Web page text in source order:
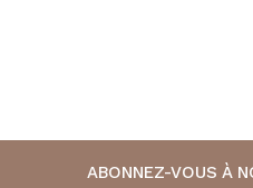
ABONNEZ-VOUS À